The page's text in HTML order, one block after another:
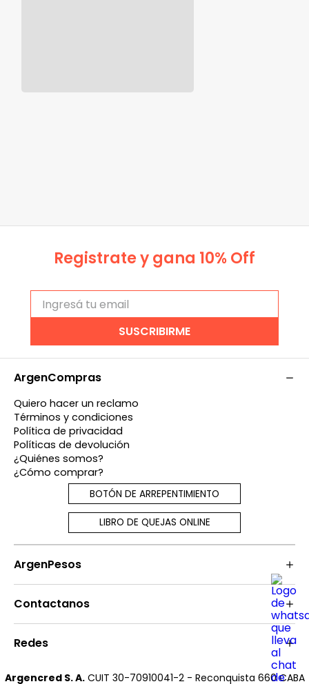
Registrate y gana 10% Off
SUSCRIBIRME
ArgenCompras
Quiero hacer un reclamo
Términos y condiciones
Política de privacidad
Políticas de devolución
¿Quiénes somos?
¿Cómo comprar?
BOTÓN DE ARREPENTIMIENTO
LIBRO DE QUEJAS ONLINE
ArgenPesos
Contactanos
Redes
Argencred S. A.CUIT 30-70910041-2 - Reconquista 660 CABA